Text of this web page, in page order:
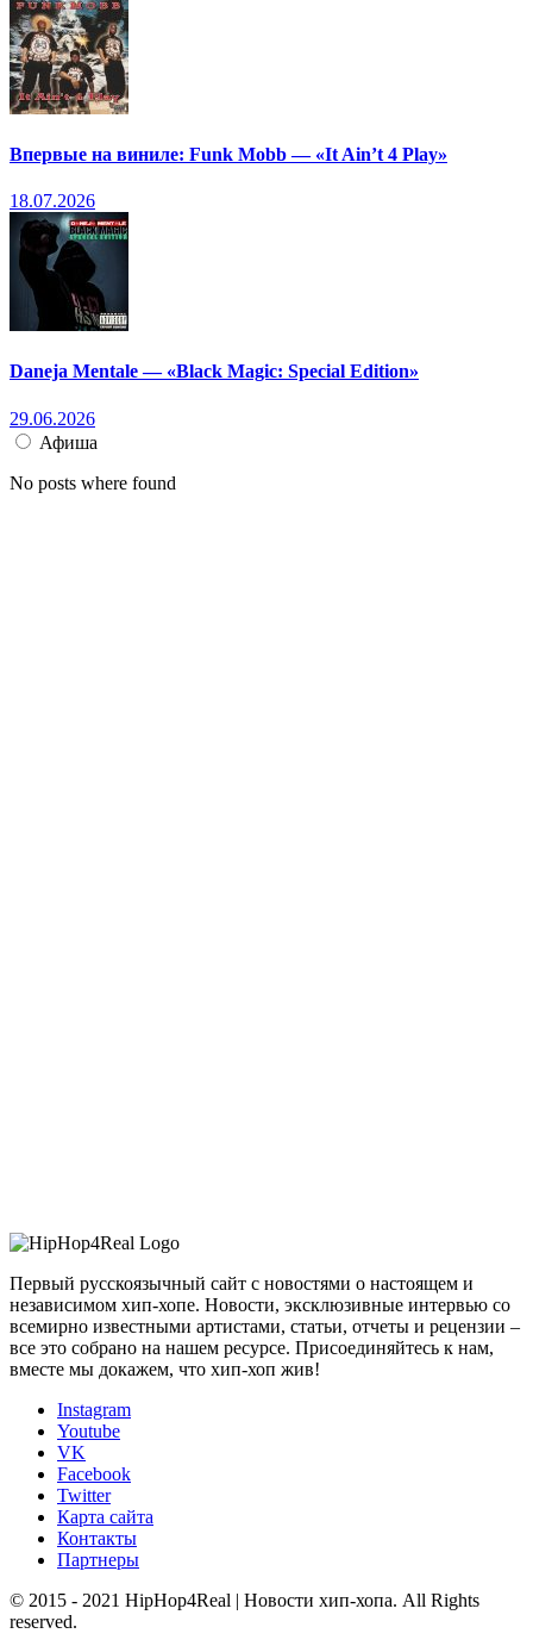
Впервые на виниле: Funk Mobb — «It Ain’t 4 Play»
18.07.2026
Daneja Mentale — «Black Magic: Special Edition»
29.06.2026
Афиша
No posts where found
Первый русскоязычный сайт с новостями о настоящем и
независимом хип-хопе. Новости, эксклюзивные интервью со
всемирно известными артистами, статьи, отчеты и рецензии –
все это собрано на нашем ресурсе. Присоединяйтесь к нам,
вместе мы докажем, что хип-хоп жив!
Instagram
Youtube
VK
Facebook
Twitter
Карта сайта
Контакты
Партнеры
© 2015 - 2021 HipHop4Real | Новости хип-хопа. All Rights
reserved.